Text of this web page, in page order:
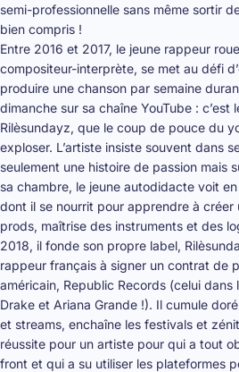
semi-professionnelle sans même sortir
bien compris !
Entre 2016 et 2017, le jeune rappeur
compositeur-interprète, se met au défi
produire une chanson par semaine
dimanche sur sa chaîne YouTube : c’est
Rilèsundayz, que le coup de pouce du
exploser. L’artiste insiste souvent dans
seulement une histoire de passion mais
sa chambre, le jeune autodidacte voit
dont il se nourrit pour apprendre à créer
prods, maîtrise des instruments et des
2018, il fonde son propre label,
rappeur français à signer un contrat de
américain, Republic Records (celui dans
Drake et Ariana Grande !). Il cumule
et streams, enchaîne les festivals et
réussite pour un artiste pour qui a tout
front et qui a su utiliser les plateformes